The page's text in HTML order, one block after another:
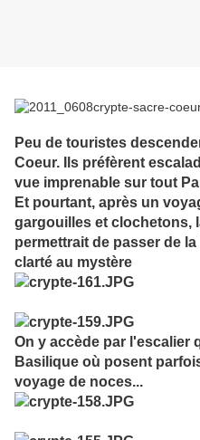
Peu de touristes
Coeur. Ils préfèrent
vue imprenable sur tout
Et pourtant, après un
gargouilles et clochetons,
permettrait de passer de
clarté au mystère
On y accède par l'escalier
Basilique où posent
voyage de noces...